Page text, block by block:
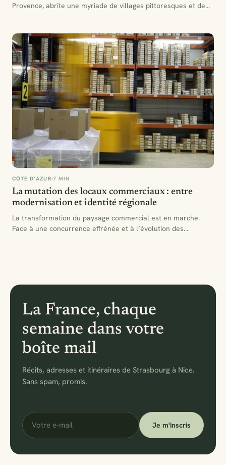
Provence, abrite une myriade de villages pittoresques et de
CÔTE D’AZUR 7 MIN
La mutation des locaux commerciaux : entre
modernisation et identité régionale
La transformation du paysage commercial est en marche.
Face à une concurrence effrénée et à l’évolution des
La France, chaque
semaine dans votre
boîte mail
Récits, adresses et itinéraires de Strasbourg à Nice.
Sans spam, promis.
Votre
e-
mail
Je m'inscris